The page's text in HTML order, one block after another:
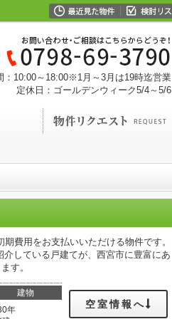
：10:00～18:00※1月～3月は19時迄営業
定休日：ゴールデンウィーク5/4～5/6
費用をお支払いいただける物件です。
している戸建てが、西宮市に豊富にあ
す。
建物
年
空室情報へ